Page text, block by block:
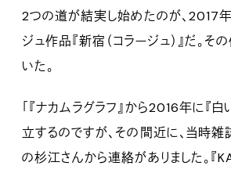
2つの道が結実し始めたのが、2017
ジュ作品『新宿（コラージュ）』だ。
いた。
「『ナカムラグラフ』から2016年に『白
立するのですが、その間近に、当時雑
の杉江さんから連絡がありました。『